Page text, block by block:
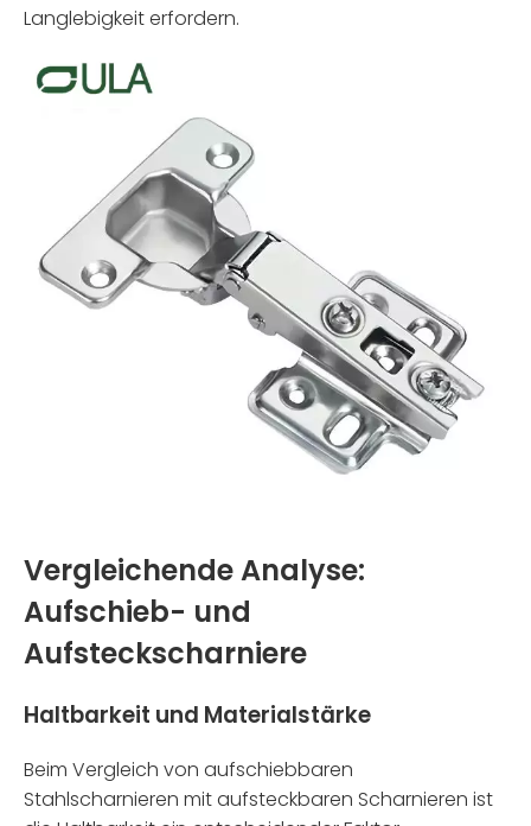
Langlebigkeit erfordern.
Vergleichende Analyse:
Aufschieb- und
Aufsteckscharniere
Haltbarkeit und Materialstärke
Beim Vergleich von aufschiebbaren
Stahlscharnieren mit aufsteckbaren Scharnieren ist